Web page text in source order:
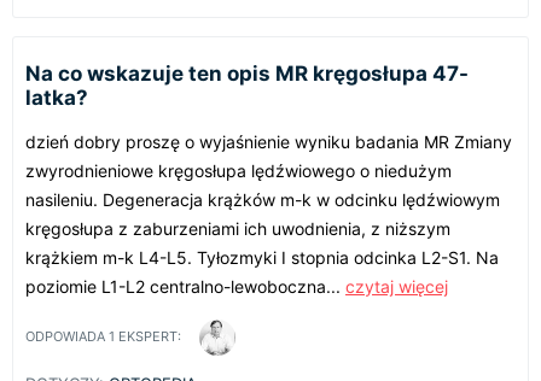
Na co wskazuje ten opis MR kręgosłupa 47-
latka?
dzień dobry proszę o wyjaśnienie wyniku badania MR Zmiany
zwyrodnieniowe kręgosłupa lędźwiowego o niedużym
nasileniu. Degeneracja krążków m-k w odcinku lędźwiowym
kręgosłupa z zaburzeniami ich uwodnienia, z niższym
krążkiem m-k L4-L5. Tyłozmyki I stopnia odcinka L2-S1. Na
poziomie L1-L2 centralno-lewoboczna... czytaj więcej
ODPOWIADA 1 EKSPERT: